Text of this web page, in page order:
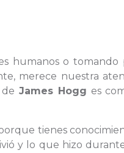
humanos o
merece nuestra
James Hogg es
tienes
y lo que hizo